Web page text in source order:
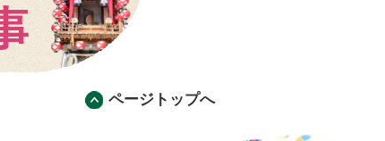
ページトップへ